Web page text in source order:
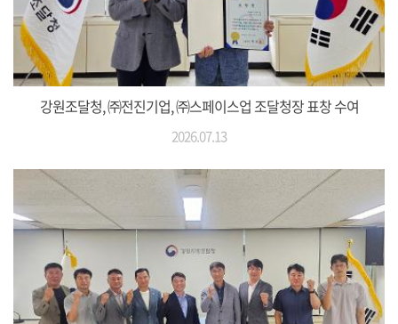
강원조달청, ㈜전진기업, ㈜스페이스업 조달청장 표창 수여
2026.07.13